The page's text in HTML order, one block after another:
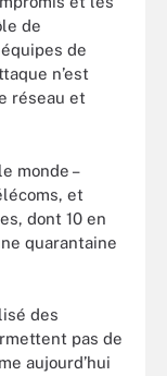
de
de
n’est
réseau et
monde –
et
dont 10 en
quarantaine
des
pas de
aujourd’hui